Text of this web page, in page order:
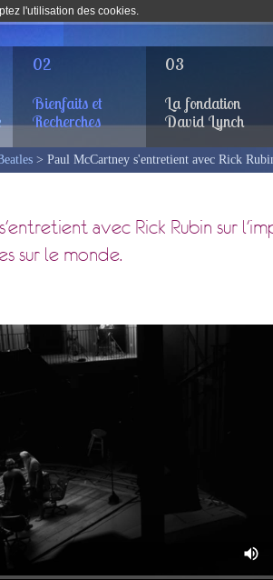
l'utilisation des cookies.
02
Bienfaits et
Recherches
03
La fondation
David Lynch
> Paul McCartney s'entretient avec Rick
avec Rick Rubin sur
sur le monde.